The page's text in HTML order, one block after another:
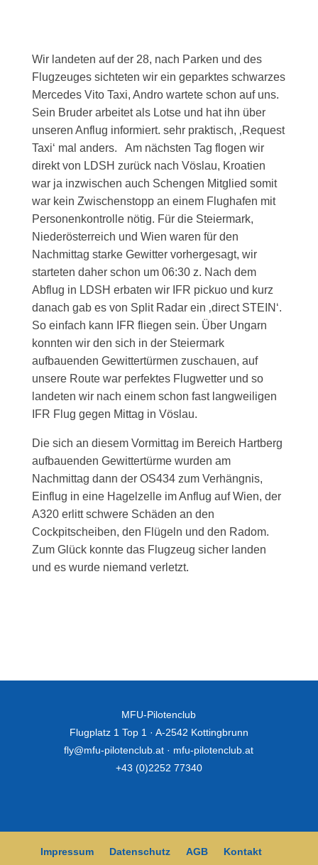
Wir landeten auf der 28, nach Parken und des
Flugzeuges sichteten wir ein geparktes schwarzes
Mercedes Vito Taxi, Andro wartete schon auf uns.
Sein Bruder arbeitet als Lotse und hat ihn über
unseren Anflug informiert. sehr praktisch, ‚Request
Taxi‘ mal anders. Am nächsten Tag flogen wir
direkt von LDSH zurück nach Vöslau, Kroatien
war ja inzwischen auch Schengen Mitglied somit
war kein Zwischenstopp an einem Flughafen mit
Personenkontrolle nötig. Für die Steiermark,
Niederösterreich und Wien waren für den
Nachmittag starke Gewitter vorhergesagt, wir
starteten daher schon um 06:30 z. Nach dem
Abflug in LDSH erbaten wir IFR pickuo und kurz
danach gab es von Split Radar ein ‚direct STEIN‘.
So einfach kann IFR fliegen sein. Über Ungarn
konnten wir den sich in der Steiermark
aufbauenden Gewittertürmen zuschauen, auf
unsere Route war perfektes Flugwetter und so
landeten wir nach einem schon fast langweiligen
IFR Flug gegen Mittag in Vöslau.
Die sich an diesem Vormittag im Bereich Hartberg
aufbauenden Gewittertürme wurden am
Nachmittag dann der OS434 zum Verhängnis,
Einflug in eine Hagelzelle im Anflug auf Wien, der
A320 erlitt schwere Schäden an den
Cockpitscheiben, den Flügeln und den Radom.
Zum Glück konnte das Flugzeug sicher landen
und es wurde niemand verletzt.
MFU-Pilotenclub
Flugplatz 1 Top 1 · A-2542 Kottingbrunn
fly@mfu-pilotenclub.at · mfu-pilotenclub.at
+43 (0)2252 77340
Impressum Datenschutz AGB
Kontakt